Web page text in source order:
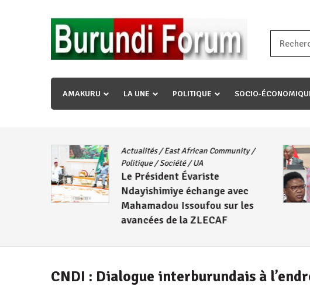
« Ingorane si ugupfa , ingorane ni ugupfa nabi ,gupfa ataco
uzopfire neza umuryango n’igihugu cakwibarutse ? »
AMAKURU LA UNE POLITIQUE SOCIO-
Actualités/East African Community/
Politique/Société/UA
Le Président Évariste
Ndayishimiye échange avec
Mahamadou Issoufou sur les
avancées de la ZLECAF
CNDI : Dialogue interburundais à